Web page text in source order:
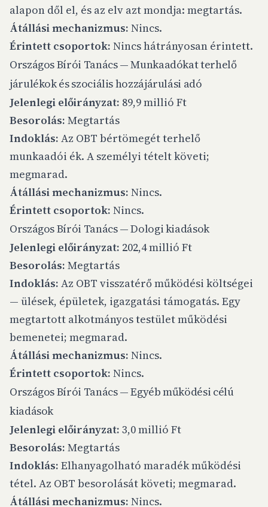
alapon dől el, és az elv azt mondja: megtartás.
Átállási mechanizmus: Nincs.
Érintett csoportok: Nincs hátrányosan érintett.
Országos Bírói Tanács — Munkaadókat terhelő
járulékok és szociális hozzájárulási adó
Jelenlegi előirányzat: 89,9 millió Ft
Besorolás: Megtartás
Indoklás: Az OBT bértömegét terhelő
munkaadói ék. A személyi tételt követi;
megmarad.
Átállási mechanizmus: Nincs.
Érintett csoportok: Nincs.
Országos Bírói Tanács — Dologi kiadások
Jelenlegi előirányzat: 202,4 millió Ft
Besorolás: Megtartás
Indoklás: Az OBT visszatérő működési költségei
— ülések, épületek, igazgatási támogatás. Egy
megtartott alkotmányos testület működési
bemenetei; megmarad.
Átállási mechanizmus: Nincs.
Érintett csoportok: Nincs.
Országos Bírói Tanács — Egyéb működési célú
kiadások
Jelenlegi előirányzat: 3,0 millió Ft
Besorolás: Megtartás
Indoklás: Elhanyagolható maradék működési
tétel. Az OBT besorolását követi; megmarad.
Átállási mechanizmus: Nincs.